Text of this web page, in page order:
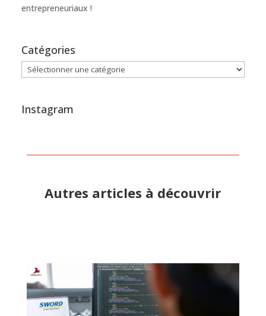
entrepreneuriaux !
Catégories
Catégories
Instagram
Autres articles à découvrir